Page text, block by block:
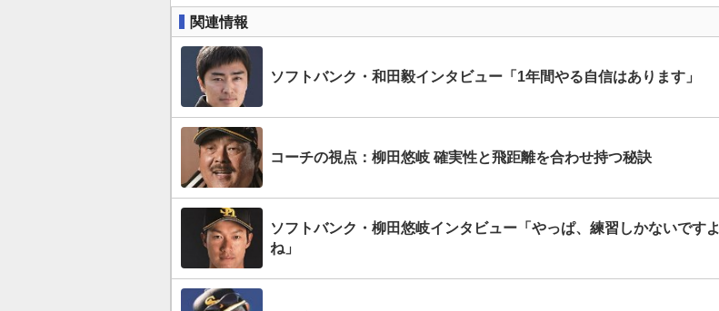
関連情報
ソフトバンク・和田毅インタビュー「1年間やる自信はあります」
コーチの視点：柳田悠岐 確実性と飛距離を合わせ持つ秘訣
ソフトバンク・柳田悠岐インタビュー「やっぱ、練習しかないですよ
ね」